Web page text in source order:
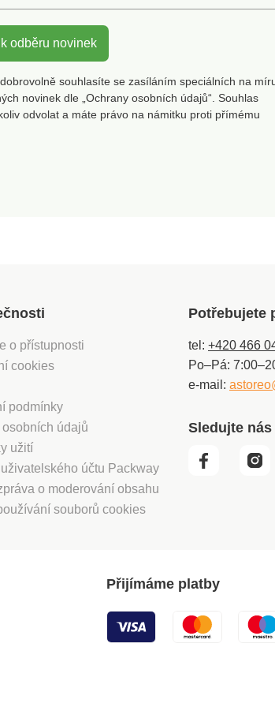
odběru novinek
souhlasíte se zasíláním speciálních na
novinek dle „Ochrany osobních údajů“. Souhlas
odvolat a máte právo na námitku proti přímému
o přístupnosti
cookies
podmínky
osobních údajů
užití
účtu Packway
o moderování obsahu
souborů cookies
Potřebujete
tel: +420 466
Po–Pá:
e-mail:
Sledujte nás
Přijímáme platby